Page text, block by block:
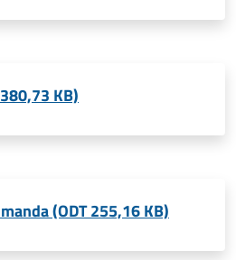
KB)
(ODT 255,16 KB)